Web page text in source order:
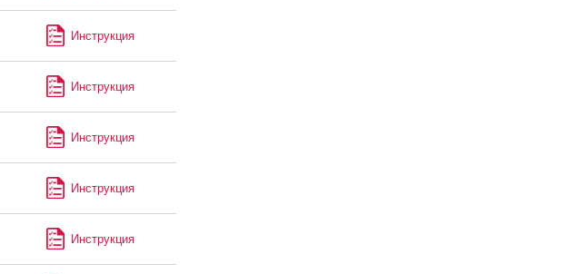
Инструкция
Инструкция
Инструкция
Инструкция
Инструкция